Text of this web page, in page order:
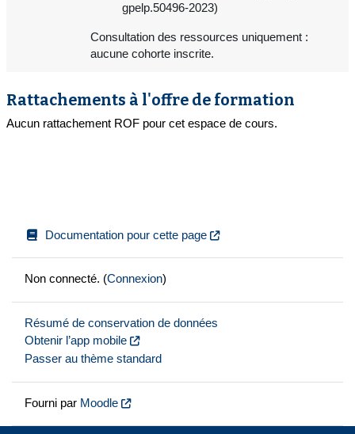
gpelp.50496-2023)
Consultation des ressources uniquement :
aucune cohorte inscrite.
Rattachements à l'offre de formation
Aucun rattachement ROF pour cet espace de cours.
Documentation pour cette page
Non connecté. (Connexion)
Résumé de conservation de données
Obtenir l’app mobile
Passer au thème standard
Fourni par Moodle